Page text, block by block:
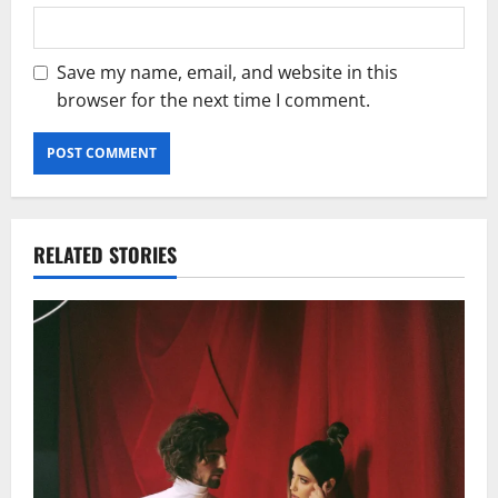
Save my name, email, and website in this
browser for the next time I comment.
RELATED STORIES